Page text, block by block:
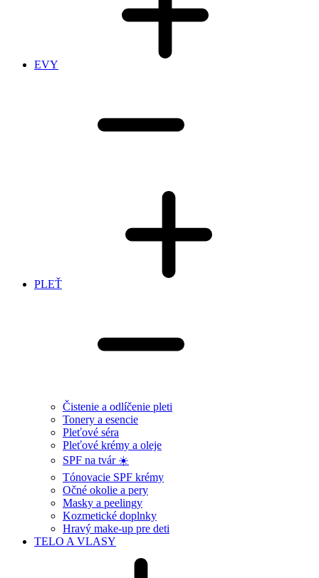
EVY
PLEŤ
Čistenie a odlíčenie pleti
Tonery a esencie
Pleťové séra
Pleťové krémy a oleje
SPF na tvár ☀️
Tónovacie SPF krémy
Očné okolie a pery
Masky a peelingy
Kozmetické doplnky
Hravý make-up pre deti
TELO A VLASY